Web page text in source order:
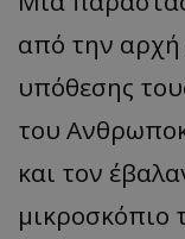
από την αρχή
υπόθεσης
του
και τον
μικροσκόπιο